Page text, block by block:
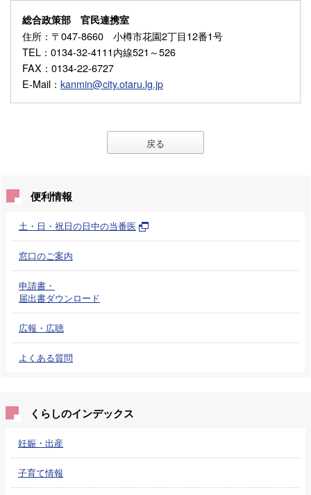
総合政策部 官民連携室
住所 ：〒047-8660 小樽市花園2丁目12番1号
TEL ：0134-32-4111内線521～526
FAX ：0134-22-6727
E-Mail ： kanmin@city.otaru.lg.jp
戻る
便利情報
土・日・祝日の日中の当番医
窓口のご案内
申請書・
届出書ダウンロード
広報・広聴
よくある質問
くらしのインデックス
妊娠・出産
子育て情報